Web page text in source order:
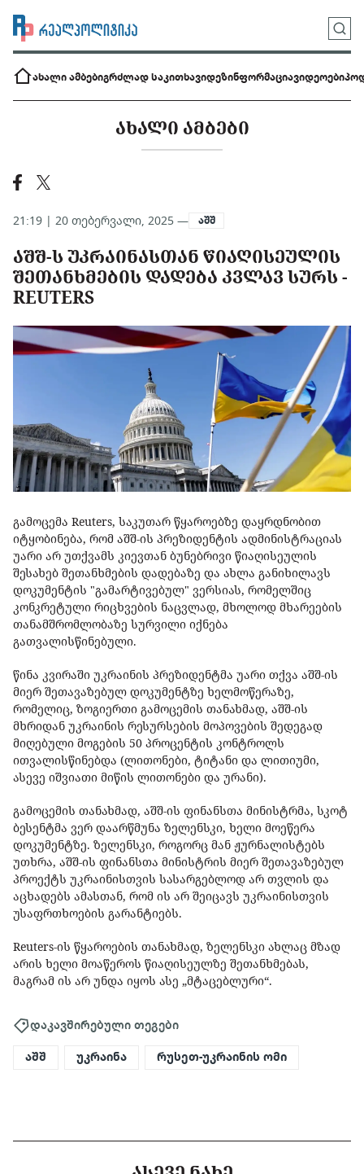
ახალი ამბებიგრძლად საკითხავიდეზინფორმაციავიდეოები
ᲐᲮᲐᲚᲘ ᲐᲛᲑᲔᲑᲘ
21:19 | 20 თებერვალი, 2025 — აშშ
ᲐᲨᲨ-Ს ᲣᲙᲠᲐᲘᲜᲐᲡᲗᲐᲜ ᲬᲘᲐᲦᲘᲡᲔᲣᲚᲘᲡ
ᲨᲔᲗᲐᲜᲮᲛᲔᲑᲘᲡ ᲓᲐᲓᲔᲑᲐ ᲙᲕᲚᲐᲕ ᲡᲣᲠᲡ -
REUTERS
გამოცემა Reuters, საკუთარ წყაროებზე დაყრდნობით
იტყობინება, რომ აშშ-ის პრეზიდენტის ადმინისტრაციას
უარი არ უთქვამს კიევთან ბუნებრივი წიაღისეულის
შესახებ შეთანხმების დადებაზე და ახლა განიხილავს
დოკუმენტის "გამარტივებულ" ვერსიას, რომელშიც
კონკრეტული რიცხვების ნაცვლად, მხოლოდ მხარეების
თანამშრომლობაზე სურვილი იქნება
გათვალისწინებული.
წინა კვირაში უკრაინის პრეზიდენტმა უარი თქვა აშშ-ის
მიერ შეთავაზებულ დოკუმენტზე ხელმოწერაზე,
რომელიც, ზოგიერთი გამოცემის თანახმად, აშშ-ის
მხრიდან უკრაინის რესურსების მოპოვების შედეგად
მიღებული მოგების 50 პროცენტის კონტროლს
ითვალისწინებდა (ლითონები, ტიტანი და ლითიუმი,
ასევე იშვიათი მიწის ლითონები და ურანი).
გამოცემის თანახმად, აშშ-ის ფინანსთა მინისტრმა, სკოტ
ბესენტმა ვერ დაარწმუნა ზელენსკი, ხელი მოეწერა
დოკუმენტზე. ზელენსკი, როგორც მან ჟურნალისტებს
უთხრა, აშშ-ის ფინანსთა მინისტრის მიერ შეთავაზებულ
პროექტს უკრაინისთვის სასარგებლოდ არ თვლის და
აცხადებს ამასთან, რომ ის არ შეიცავს უკრაინისთვის
უსაფრთხოების გარანტიებს.
Reuters-ის წყაროების თანახმად, ზელენსკი ახლაც მზად
არის ხელი მოაწეროს წიაღისეულზე შეთანხმებას,
მაგრამ ის არ უნდა იყოს ასე „მტაცებლური“.
დაკავშირებული თეგები
აშშ უკრაინა რუსეთ-უკრაინის ომი